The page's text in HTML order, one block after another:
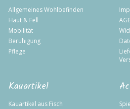
Allgemeines Wohlbefinden
Haut & Fell
Mobilität
Beruhigung
Pflege
Kauartikel
Kauartikel aus Fisch